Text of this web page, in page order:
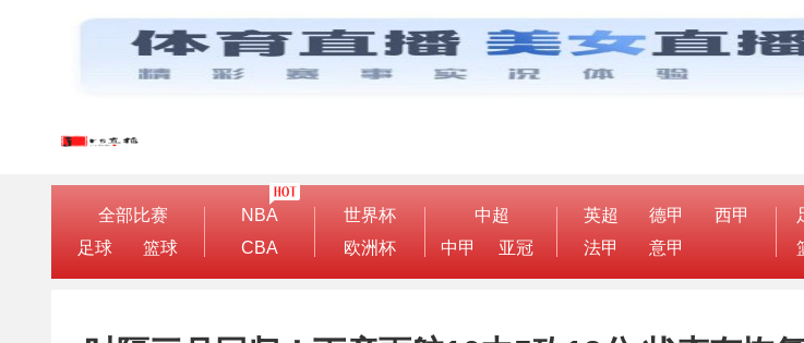
全部比赛
足球
篮球
NBA
CBA
世界杯
欧洲杯
中超
中甲
亚冠
英超 德甲
西甲
法甲
意甲